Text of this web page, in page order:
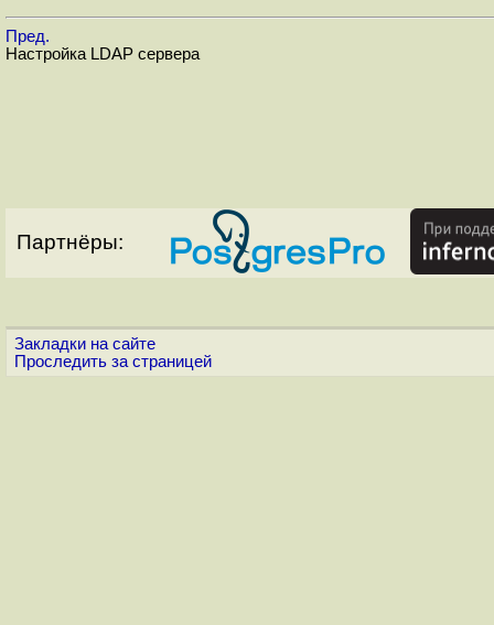
Пред.
Настройка LDAP сервера
Партнёры:
Закладки на сайте
Проследить за страницей